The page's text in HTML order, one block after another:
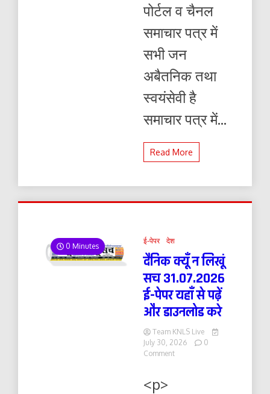
पोर्टल व चैनल
समाचार पत्र में
सभी जन
अबैतनिक तथा
स्वयंसेवी है
समाचार पत्र में...
Read More
0 Minutes
ई-पेपर देश
दैनिक क्यूँ न लिखूं
सच 31.07.2026
ई-पेपर यहाँ से पढ़ें
और डाउनलोड करे
Team KNLS Live
July 30, 2026
0
Commenton
<p>